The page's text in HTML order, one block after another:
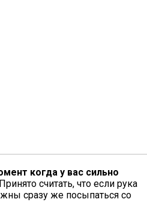
когда у вас сильно
Принято считать, что если рука
сразу же посыпаться со